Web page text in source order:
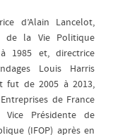
d’Alain Lancelot,
de la Vie Politique
à 1985 et, directrice
Louis Harris
fut de 2005 à 2013,
de France
Vice Présidente de
(IFOP) après en